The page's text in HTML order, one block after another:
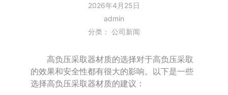
2026年4月25日
admin
分类： 公司新闻
高负压采取器材质的选择对于高负压采取
的效果和安全性都有很大的影响。以下是一些
选择高负压采取器材质的建议：